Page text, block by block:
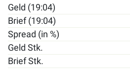
Geld (19:04)
Brief (19:04)
Spread (in %)
Geld Stk.
Brief Stk.